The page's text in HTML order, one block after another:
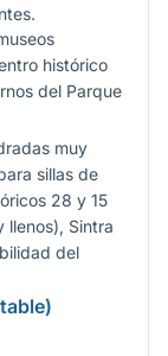
histórico
del Parque
muy
sillas de
28 y 15
llenos), Sintra
del